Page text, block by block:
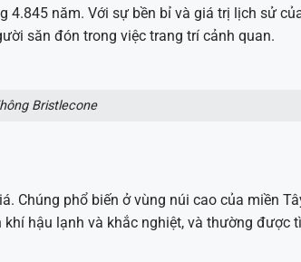
4.845 năm. Với sự bền bỉ và giá trị lịch sử
săn đón trong việc trang trí cảnh quan.
Bristlecone
Chúng phổ biến ở vùng núi cao của miền
hậu lạnh và khắc nghiệt, và thường được